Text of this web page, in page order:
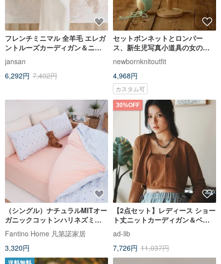
フレンチミニマル 全羊毛 エレガ
ントルーズカーディガン＆ニッ
トスカートセット
jansan
6,292円 7,402円
セットボンネットとロンパー
ス、新生児写真小道具の女の
子、ニット写真小道具の衣装
newbornknitoutfit
4,968円
カスタム可
（シングル）ナチュラルMITオー
ガニックコットンハリネズミジ
ャカードニット寝具セット-リネ
ンオレンジ∣スリーピースセット
Fantino Home 凡第諾家居
3,320円
30%OFF
【2点セット】レディース ショー
ト丈ニットカーディガン＆ベス
ト - ブラウン//ブラック (CD101)
ad-lib
7,726円 11,037円